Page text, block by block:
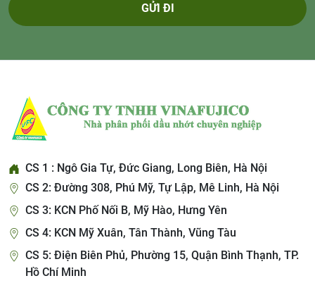
GỬI ĐI
CS 1 : Ngô Gia Tự, Đức Giang, Long Biên, Hà Nội
CS 2: Đường 308, Phú Mỹ, Tự Lập, Mê Linh, Hà Nội
CS 3: KCN Phố Nối B, Mỹ Hào, Hưng Yên
CS 4: KCN Mỹ Xuân, Tân Thành, Vũng Tàu
CS 5: Điện Biên Phủ, Phường 15, Quận Bình Thạnh, TP.
Hồ Chí Minh